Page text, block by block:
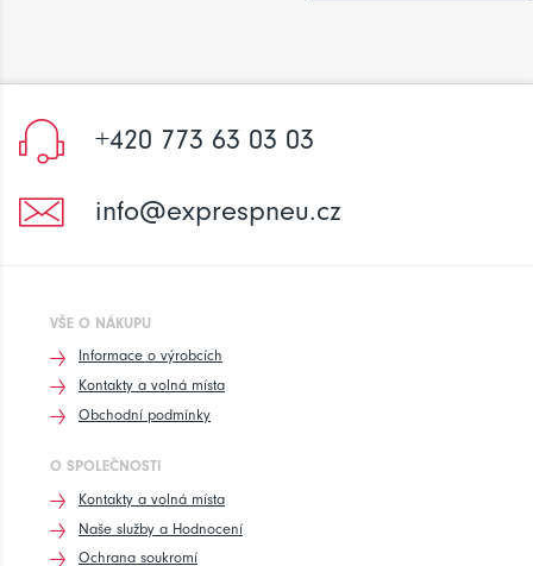
+420 773 63 03 03
info@exprespneu.cz
VŠE O NÁKUPU
Informace o výrobcích
Kontakty a volná místa
Obchodní podmínky
O SPOLEČNOSTI
Kontakty a volná místa
Naše služby a Hodnocení
Ochrana soukromí